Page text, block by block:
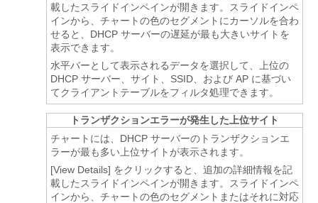
載したスライドインペインが開きます。スライドインペ
インから、チャートの色のセグメントにカーソルを合わ
せると、DHCP サーバーの遅延が最も大きいサイトを
表示できます。
水平バーとして表示されるデータを選択して、上位の
DHCP サーバー、サイト、SSID、および AP に基づい
てクライアントテーブルをフィルタ処理できます。
トランザクションエラーが発生した上位サイト
チャートには、DHCP サーバーのトランザクションエ
ラーが最も多い上位サイトが表示されます。
[View Details] をクリックすると、追加の詳細情報を記
載したスライドインペインが開きます。スライドインペ
インから、チャートの色のセグメントまたはそれに対応